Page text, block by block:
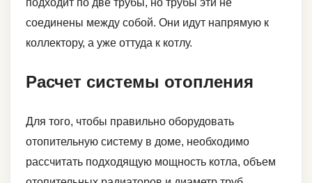
подходит по две трубы, но трубы эти не
соединены между собой. Они идут напрямую к
коллектору, а уже оттуда к котлу.
Расчет системы отопления
Для того, чтобы правильно оборудовать
отопительную систему в доме, необходимо
рассчитать подходящую мощность котла, объем